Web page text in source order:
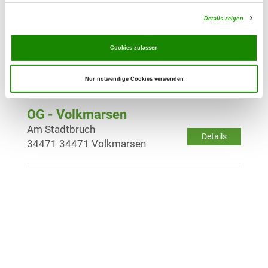
Details zeigen
Cookies zulassen
Nur notwendige Cookies verwenden
OG - Korbach-Eisenberg e.V.
Details
Am Großen Hagen
34497 Korbach
OG - Volkmarsen
Details
Am Stadtbruch
34471 34471 Volkmarsen